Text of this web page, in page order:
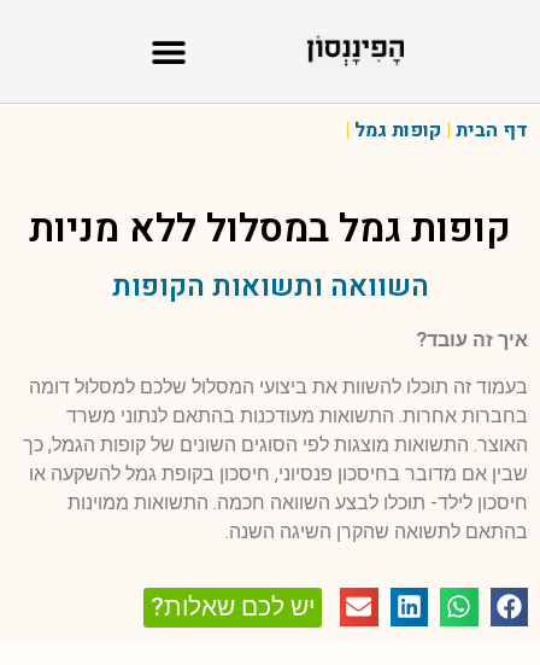
דף הבית | קופות גמל |
קופות גמל במסלול ללא מניות
השוואה ותשואות הקופות
איך זה עובד?
בעמוד זה תוכלו להשוות את ביצועי המסלול שלכם למסלול דומה
בחברות אחרות. התשואות מעודכנות בהתאם לנתוני משרד
האוצר. התשואות מוצגות לפי הסוגים השונים של קופות הגמל, כך
שבין אם מדובר בחיסכון פנסיוני, חיסכון בקופת גמל להשקעה או
חיסכון לילד- תוכלו לבצע השוואה חכמה. התשואות ממוינות
בהתאם לתשואה שהקרן השיגה השנה.
יש לכם שאלות?